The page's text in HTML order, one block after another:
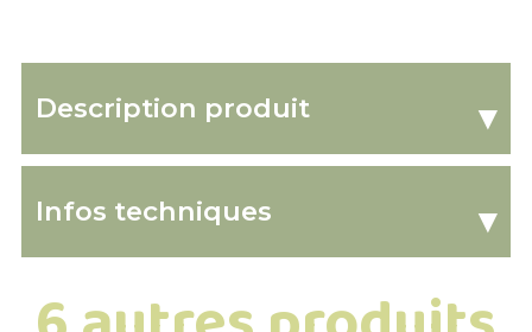
Description produit ▾
Infos techniques ▾